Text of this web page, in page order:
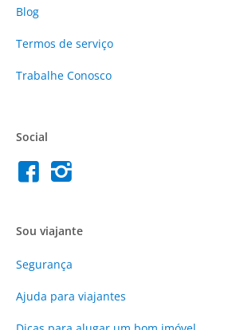
Blog
Termos de serviço
Trabalhe Conosco
Social
Sou viajante
Segurança
Ajuda para viajantes